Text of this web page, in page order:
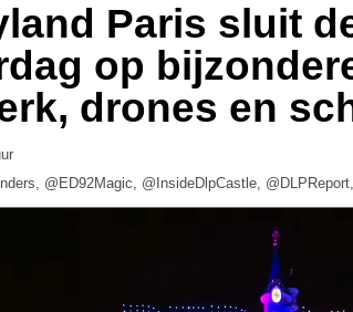
Paris sluit
op
drones en
@ED92Magic, @InsideDlpCastle,